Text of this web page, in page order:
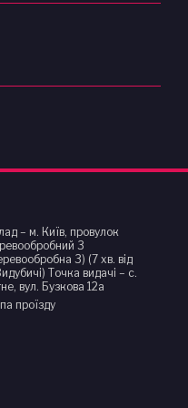
– м. Київ, провулок
3
3) (7 хв. від
Точка видачі – с.
вул. Бузкова 12а
проїзду